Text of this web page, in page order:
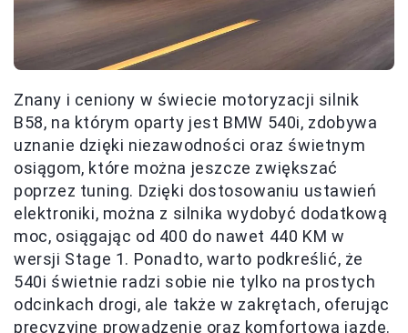
Znany i ceniony w świecie motoryzacji silnik
B58, na którym oparty jest BMW 540i, zdobywa
uznanie dzięki niezawodności oraz świetnym
osiągom, które można jeszcze zwiększać
poprzez tuning. Dzięki dostosowaniu ustawień
elektroniki, można z silnika wydobyć dodatkową
moc, osiągając od 400 do nawet 440 KM w
wersji Stage 1. Ponadto, warto podkreślić, że
540i świetnie radzi sobie nie tylko na prostych
odcinkach drogi, ale także w zakrętach, oferując
precyzyjne prowadzenie oraz komfortową jazdę.